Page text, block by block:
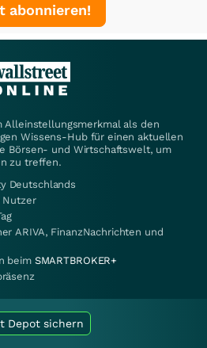
abonnieren!
Alleinstellungsmerkmal als den
Wissens-Hub für einen aktuellen
Börsen- und Wirtschaftswelt, um
zu treffen.
Deutschlands
Nutzer
ARIVA, FinanzNachrichten und
beim SMARTBROKER+
Depot sichern